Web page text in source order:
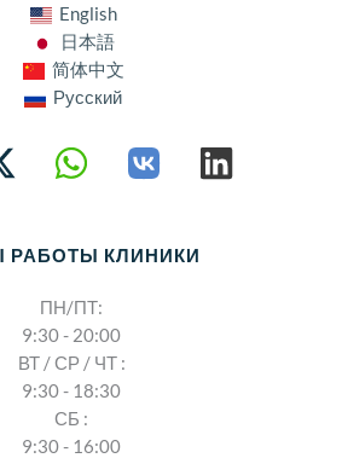
English
日本語
简体中文
Русский
РАБОТЫ КЛИНИКИ
ПН/ПТ:
9:30 - 20:00
ВТ / СР / ЧТ :
9:30 - 18:30
СБ :
9:30 - 16:00